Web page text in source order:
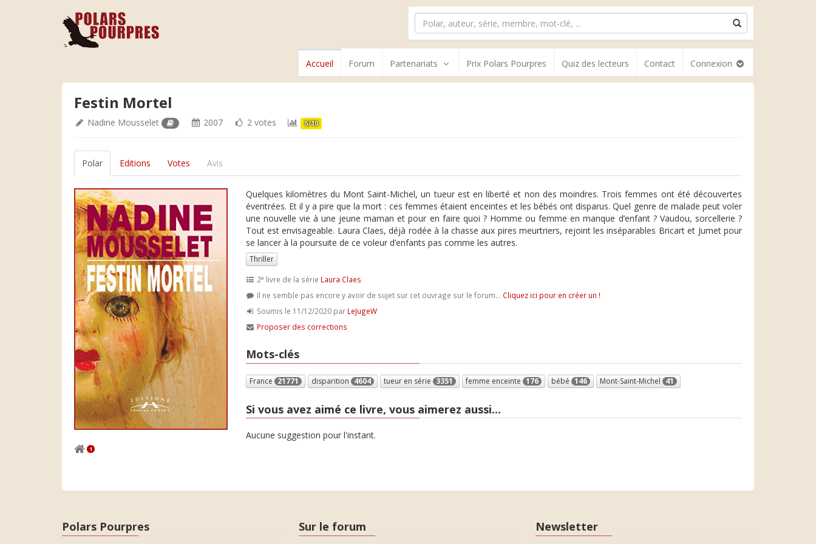
Accueil Forum Partenariats Prix Polars Pourpres Quiz des lecteurs Contact Connexion
Festin Mortel
Nadine Mousselet 2007 2 votes 5/10
Polar Editions Votes Avis
1
Quelques kilomètres du Mont Saint-Michel, un tueur est en liberté et non des moindres. Trois femmes ont été découvertes
éventrées. Et il y a pire que la mort : ces femmes étaient enceintes et les bébés ont disparus. Quel genre de malade peut voler
une nouvelle vie à une jeune maman et pour en faire quoi ? Homme ou femme en manque d’enfant ? Vaudou, sorcellerie ?
Tout est envisageable. Laura Claes, déjà rodée à la chasse aux pires meurtriers, rejoint les inséparables Bricart et Jumet pour
se lancer à la poursuite de ce voleur d’enfants pas comme les autres.
Thriller
2e livre de la série Laura Claes
Il ne semble pas encore y avoir de sujet sur cet ouvrage sur le forum... Cliquez ici pour en créer un !
Soumis le 11/12/2020 par LeJugeW
Proposer des corrections
Mots-clés
France 21771 disparition 4604 tueur en série 3351 femme enceinte 176 bébé 146 Mont-Saint-Michel 41
Si vous avez aimé ce livre, vous aimerez aussi...
Aucune suggestion pour l'instant.
Polars Pourpres Sur le forum Newsletter